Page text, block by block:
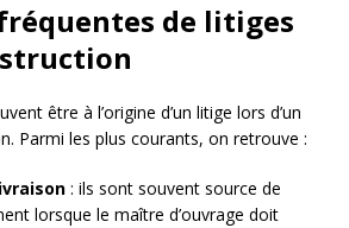
de litiges
être à l’origine d’un litige lors d’un
Parmi les plus courants, on retrouve :
: ils sont souvent source de
lorsque le maître d’ouvrage doit